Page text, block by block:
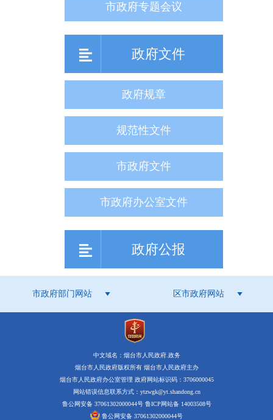
市政府专题会议
政府文件
政府规章
规范性文件
市政府文件
市政府办公室文件
政府公报
市政府部门网站 区市政府网站
中文域名：烟台市人民政府.政务
烟台市人民政府版权所有 烟台市人民政府主办
烟台市人民政府办公室管理 政府网站标识码：3706000045
网站错误信息联系方式：ytzwgk@yt.shandong.cn
鲁公网安备 37061302000044号 鲁ICP网站备 14003508号
鲁公网安备 37061302000044号